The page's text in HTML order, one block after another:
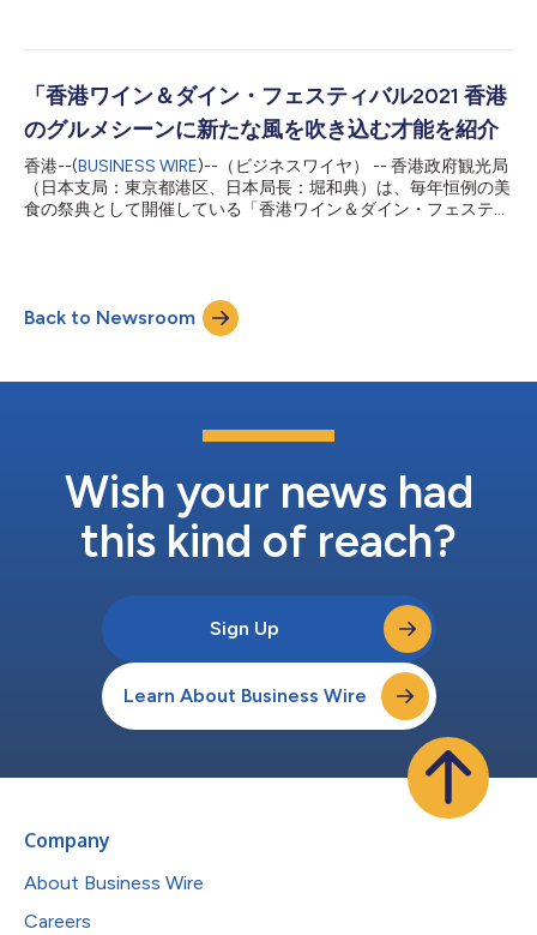
時計がちょうど0時になると同時に、“2022”の数字と日本語を含
新年のお祝いを届...
ストラン、世界中のトレンディなレストランが集まっています。
ケネディタウン（堅尼地城/Kennedy Town）:香港に住む多くの
外国人が利用するクールな酒場やカフェがある多彩な地域です。
ケネディタウンでグルメな冒険をしてみませんか？アーティステ
ィックで最先端のウェストサイドでワインと食事を楽しんでみて
はいかがでしょうか。 ワンチャイ（湾仔/Wan Chai）: 本物の味
と各国文化に巡り合える、長い歴史を持つエリアです。無数の多
国籍料理を誇り、多様なレストランやエキゾチックなバーが溢れ
「香港ワイン＆ダイン・フェスティバル2021 香港
のグルメシーンに新たな風を吹き込む才能を紹介
香港--(BUSINESS WIRE)--（ビジネスワイヤ） -- 香港政府観光局
（日本支局：東京都港区、日本局長：堀和典）は、毎年恒例の美
食の祭典として開催している「香港ワイン＆ダイン・フェスティ
港では、この1年間でたくさんのレストランが新規に開業し、多
様性に富み活気に満ちたグルメシーンが盛り上がりを見せていま
す。本イベントは、世界中の食通の方々に、香港がポスト・コロ
ィブなメッセージを発信することで、コロナ後により多くの方に
ィバルでは「食の新たな可能性を提案するショールーム」とし
て、革新的に進化した中国料理の紹介、刺激的なオンライン・マ
陣を迎えての新鮮な体験といった多彩なプログラムを用意してお
り、香港のグルメシーンに新たな風を吹き込む才能...
Back to Newsroom
Wish your news had
this kind of reach?
Sign Up
Learn About Business Wire
Company
About Business Wire
Careers